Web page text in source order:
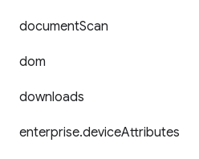
documentScan
dom
downloads
enterprise.deviceAttributes